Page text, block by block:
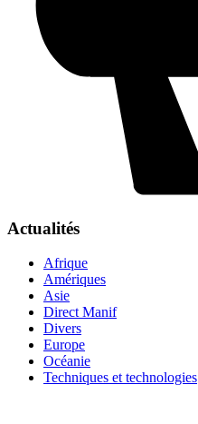
Actualités
Afrique
Amériques
Asie
Direct Manif
Divers
Europe
Océanie
Techniques et technologies